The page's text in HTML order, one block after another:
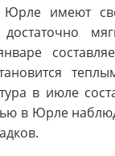
имеют
в июле
в Юрле